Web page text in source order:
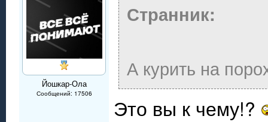
Йошкар-Ола
Сообщений: 17506
Странник:
А курить на
Это вы к чему!?